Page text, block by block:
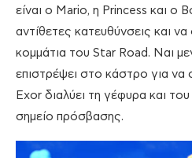
είναι ο Mario, η Princess και ο
αντίθετες κατευθύνσεις και
κομμάτια του Star Road. Ναι
επιστρέψει στο κάστρο για
Exor διαλύει τη γέφυρα και
σημείο πρόσβασης.